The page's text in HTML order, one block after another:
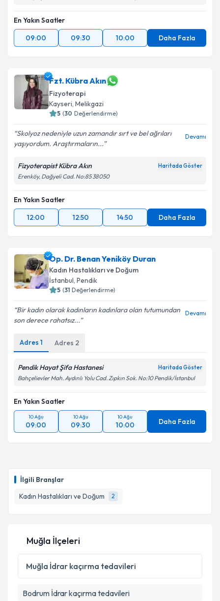
İlgili Branşlar
Kadın Hastalıkları ve Doğum
2
En Yakın Saatler
09:00
09:30 10:00 Daha Fazla
Fzt. Kübra Akın
Fizyoterapi
Kayseri, Melikgazi
5 (30 Değerlendirme)
Skolyoz nedeniyle uzun zamandır sırt ve bel ağrıları
yaşıyordum. Araştırmaların...
Devamı
Fizyoterapist Kübra Akın Haritada Göster
Erenköy, Dağyeli Cad. No:85 38050
En Yakın Saatler
12:00
12:50 14:50 Daha Fazla
Op. Dr. Benan Yeniköy Duran
Kadın Hastalıkları ve Doğum
İstanbul, Pendik
5 (31 Değerlendirme)
Bir kadın olarak kadınların kadınlara olan tutumundan
son derece rahatsız...
Devamı
Adres 1 Adres 2
Pendik Hayat Şifa Hastanesi Haritada Göster
Bahçelievler Mah. Aydınlı Yolu Cad. Zıpkın Sok. No:10 Pendik/İstanbul
En Yakın Saatler
10 Ağu
09:00
10 Ağu
09:30
10 Ağu
10:00 Daha Fazla
Muğla İlçeleri
Muğla İdrar kaçırma tedavileri
Bodrum İdrar kaçırma tedavileri